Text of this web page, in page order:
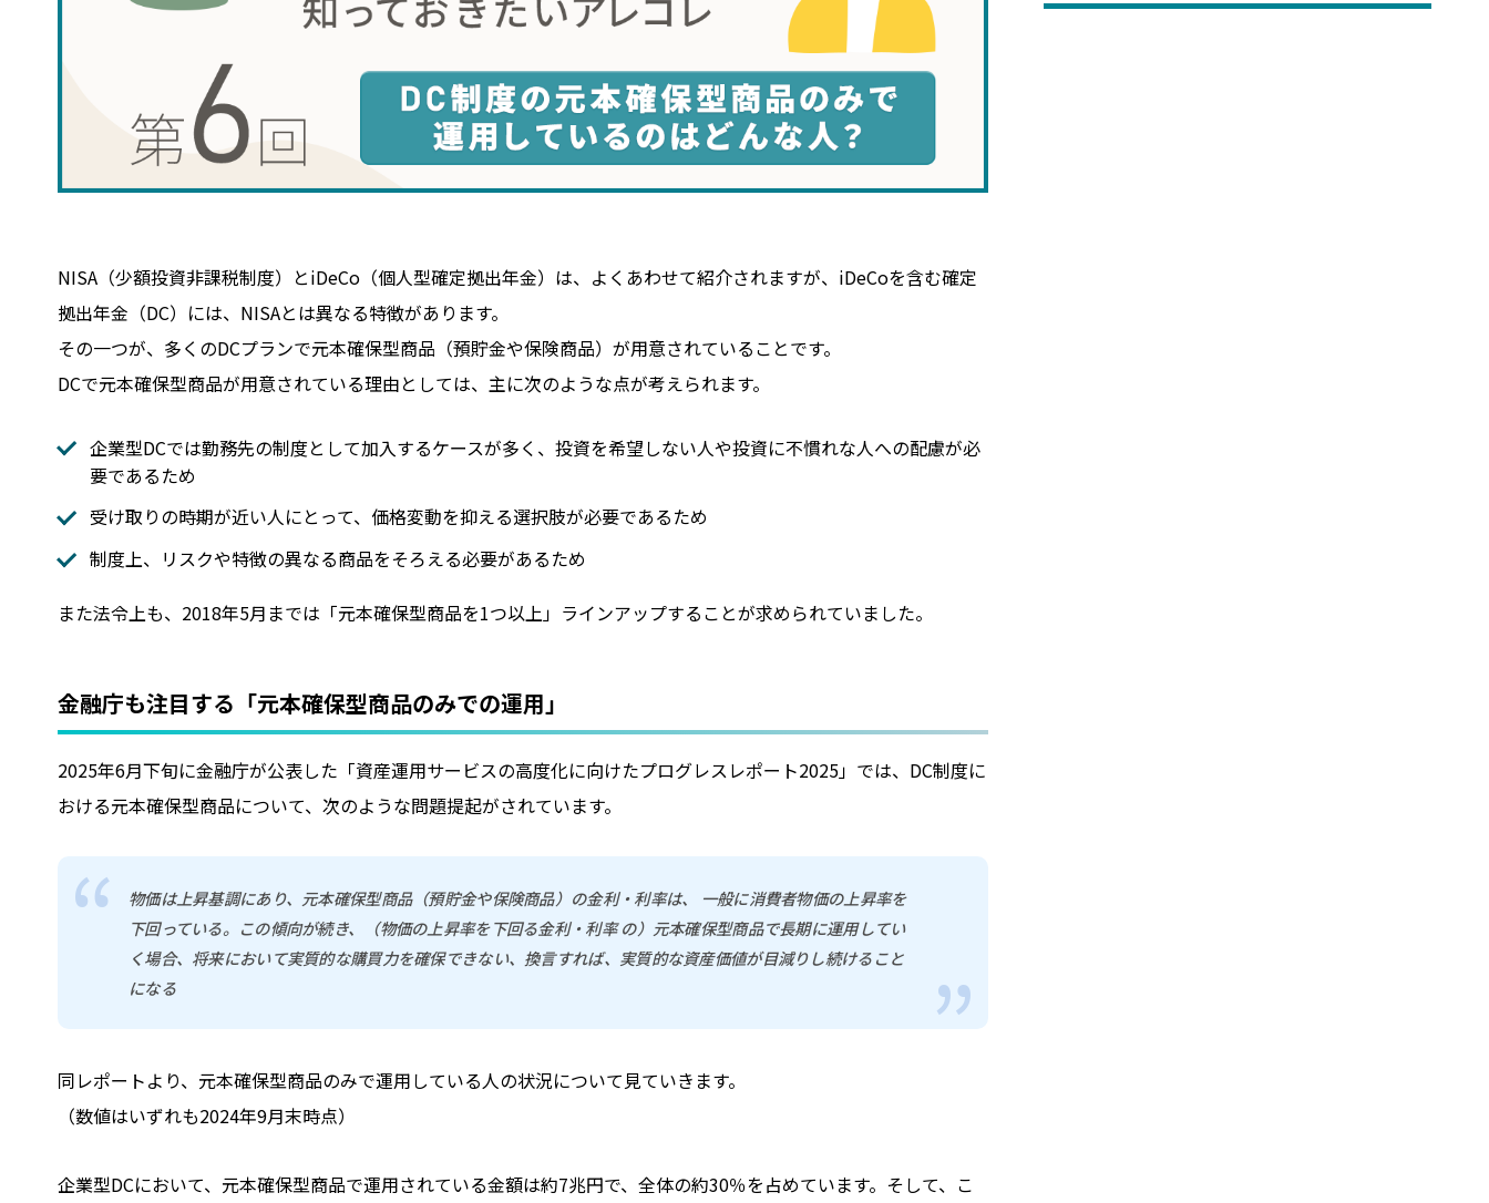
NISA（少額投資非課税制度）とiDeCo（個人型確定拠出年金）は、よくあわせて紹介されますが、iDeCoを含む確定
拠出年金（DC）には、NISAとは異なる特徴があります。
その一つが、多くのDCプランで元本確保型商品（預貯金や保険商品）が用意されていることです。
DCで元本確保型商品が用意されている理由としては、主に次のような点が考えられます。
企業型DCでは勤務先の制度として加入するケースが多く、投資を希望しない人や投資に不慣れな人への配慮が必
要であるため
受け取りの時期が近い人にとって、価格変動を抑える選択肢が必要であるため
制度上、リスクや特徴の異なる商品をそろえる必要があるため
また法令上も、2018年5月までは「元本確保型商品を1つ以上」ラインアップすることが求められていました。
金融庁も注目する「元本確保型商品のみでの運用」
2025年6月下旬に金融庁が公表した「資産運用サービスの高度化に向けたプログレスレポート2025」では、DC制度に
おける元本確保型商品について、次のような問題提起がされています。
物価は上昇基調にあり、元本確保型商品（預貯金や保険商品）の金利・利率は、 一般に消費者物価の上昇率を
下回っている。この傾向が続き、（物価の上昇率を下回る金利・利率 の）元本確保型商品で長期に運用してい
く場合、将来において実質的な購買力を確保できない、換言すれば、実質的な資産価値が目減りし続けること
になる
同レポートより、元本確保型商品のみで運用している人の状況について見ていきます。
（数値はいずれも2024年9月末時点）
企業型DCにおいて、元本確保型商品で運用されている金額は約7兆円で、全体の約30％を占めています。そして、こ